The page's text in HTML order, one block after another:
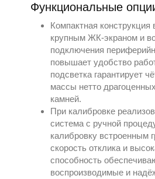
Функциональные
Компактная конструкция
крупным ЖК‑экраном и
подключения
повышает удобство
подсветка гарантирует
массы нетто
камней.
При калибровке
система с ручной
калибровку встроенным
скорость отклика и
способность
воспроизводимые и